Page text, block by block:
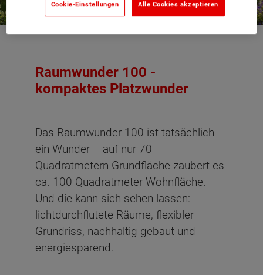
Raumwunder 100 -
kompaktes Platzwunder
Das Raumwunder 100 ist tatsächlich
ein Wunder – auf nur 70
Quadratmetern Grundfläche zaubert es
ca. 100 Quadratmeter Wohnfläche.
Und die kann sich sehen lassen:
lichtdurchflutete Räume, flexibler
Grundriss, nachhaltig gebaut und
energiesparend.
Cookie-Einstellungen Alle Cookies akzeptieren